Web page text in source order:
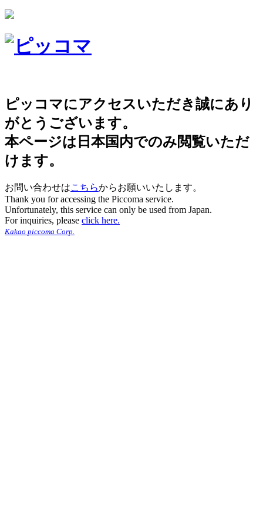
ピッコマにアクセスいただき誠にあり
がとうございます。
本ページは日本国内でのみ閲覧いただ
けます。
お問い合わせはこちらからお願いいたします。
Thank you for accessing the Piccoma service.
Unfortunately, this service can only be used from Japan.
For inquiries, please click here.
Kakao piccoma Corp.